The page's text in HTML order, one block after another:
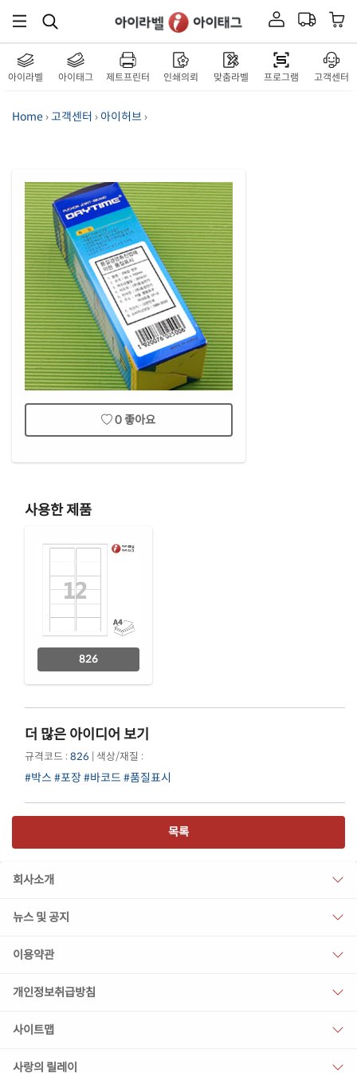
아이라벨 아이태그 제트프린터 인쇄의뢰 맞춤라벨 프로그램 고객센터
Home›고객센터 › 아이허브 ›
0좋아요
사용한 제품
826
더 많은 아이디어 보기
규격코드 : 826 | 색상/재질 :
#박스 #포장#바코드 #품질표시
목록
회사소개
뉴스 및 공지
이용약관
개인정보취급방침
사이트맵
사랑의 릴레이